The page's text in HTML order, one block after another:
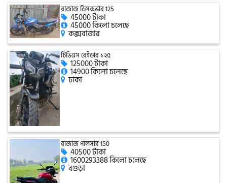
এফকেএম (FKM)
হারলি ডেভিডসন
রিগাল র‍্যাপটার (Regal Raptor)
অ্যাটলাস জংশেন
পিএইচপি (PHP)
বাজাজ ডিসকভার 125
45000 টাকা
45000 কিলো চলেছে
কক্সবাজার
টিভিএস রেইডার ১২৫
125000 টাকা
14900 কিলো চলেছে
ঢাকা
বাজাজ পালসার 150
40500 টাকা
1600293388 কিলো চলেছে
বগুড়া